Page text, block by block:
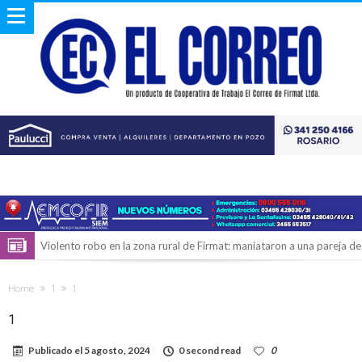
Violento robo en la zona rural de Firmat: maniataron a una pareja de
confirmada y planteles renovados
Güemes y Mariano Vera
Home 1 1
1
Publicado el 5 agosto, 2024 0 second read 0